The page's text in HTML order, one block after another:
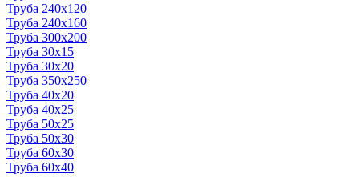
Труба 240x120
Труба 240x160
Труба 300x200
Труба 30x15
Труба 30x20
Труба 350x250
Труба 40x20
Труба 40x25
Труба 50x25
Труба 50x30
Труба 60x30
Труба 60x40